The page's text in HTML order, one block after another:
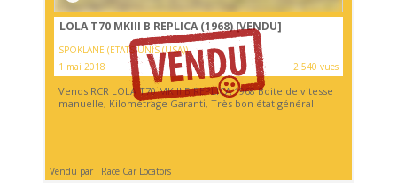
LOLA T70 MKIII B REPLICA (1968)[VENDU]
SPOKLANE (ETATS-UNIS (USA))
1 mai 2018
2 540 vues
Vends RCR LOLA T70 MKIII B REPLICA 1968 Boite de vitesse
manuelle, Kilométrage Garanti, Très bon état général.
Vendu par : Race Car Locators